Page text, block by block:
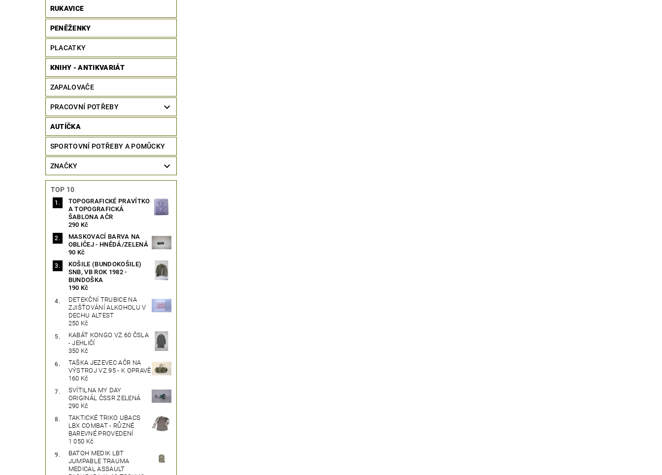
RUKAVICE
PENĚŽENKY
PLACATKY
KNIHY - ANTIKVARIÁT
ZAPALOVAČE
PRACOVNÍ POTŘEBY
AUTÍČKA
SPORTOVNÍ POTŘEBY A POMŮCKY
ZNAČKY
TOP 10
TOPOGRAFICKÉ PRAVÍTKO
A TOPOGRAFICKÁ
ŠABLONA AČR
290 Kč
MASKOVACÍ BARVA NA
OBLIČEJ - HNĚDÁ/ZELENÁ
90 Kč
KOŠILE (BUNDOKOŠILE)
SNB, VB ROK 1982 -
BUNDOŠKA
190 Kč
DETEKČNÍ TRUBICE NA
ZJIŠŤOVÁNÍ ALKOHOLU V
DECHU ALTEST
250 Kč
KABÁT KONGO VZ.60 ČSLA
- JEHLIČÍ
350 Kč
TAŠKA JEZEVEC AČR NA
VÝSTROJ VZ.95 - K OPRAVĚ
160 Kč
SVÍTILNA MY DAY
ORIGINÁL ČSSR ZELENÁ
290 Kč
TAKTICKÉ TRIKO UBACS
LBX COMBAT - RŮZNÉ
BAREVNÉ PROVEDENÍ
1 050 Kč
BATOH MEDIK LBT
JUMPABLE TRAUMA
MEDICAL ASSAULT